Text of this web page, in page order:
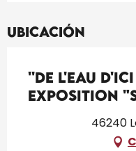
Ubicación
''De l'eau
exposition
46240